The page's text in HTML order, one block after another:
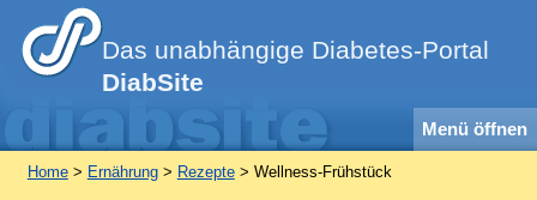
Das unabhängige Diabetes-Portal
DiabSite
Menü öffnen
Home> Ernährung> Rezepte> Wellness-Frühstück